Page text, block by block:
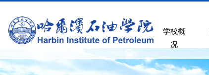
学校概
况